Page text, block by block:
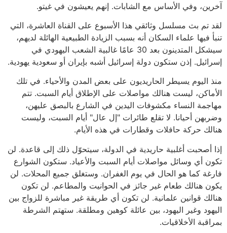
آخرين، وفي الأساس مع الشابات. إنهم يعيشون في غيتو.
لقد تم بث مسلسل وثائقي هذا الأسبوع على القناة العاشرة، التي
تنبأ فيها علماء السكان أنه بسبب الزيادة الطبيعية الهائلة لديهم،
سيشكل المتدينون بعد 30 عامًا غالبية الشعب اليهودي في
إسرائيل. إذن ستكون دولة إسرائيل أشبه بإيران أو سعودية يهودية.
منذ اليوم يسيطر الحاريديون على بعض المدن والأحياء. في تلك
الأماكن، ليست هنالك مواصلات على الإطلاق أيام السبت. تتم
مهاجمة النساء مكشوفات اليدين في الشارع بالبصق عليهن،
وضربهن أحيانا. لا تقلع طائرات "إل عال" أيام السبت، وليست
هنالك حركة حافلات وقطارات في هذه الأيام.
إذا أصحبت أغلبية حاريدية في الدولة، سيتحوّل ذلك إلى قاعدة. لن
تكون أي وسائل مواصلات أيام السبت والأعياد. ستكون الشوارع
فارغة كما هو الحال في يوم الغفران. وستغلق جميع المحلات. لن
يكون هنالك طعام غير جائز في الحوانيت والمطاعم. لن تكون
هنالك قوانين علمانية. لن تكون أي طريقة غير مباشرة للزواج بين
اليهود وغير اليهود، بين عائلة كوهين ومطلقة. ستهتم الشرطة
بمراقبة الأخلاقيات.